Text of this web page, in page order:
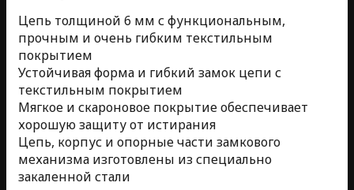
Цепь толщиной 6 мм с функциональным,
прочным и очень гибким текстильным
покрытием
Устойчивая форма и гибкий замок цепи с
текстильным покрытием
Мягкое и скароновое покрытие обеспечивает
хорошую защиту от истирания
Цепь, корпус и опорные части замкового
механизма изготовлены из специально
закаленной стали